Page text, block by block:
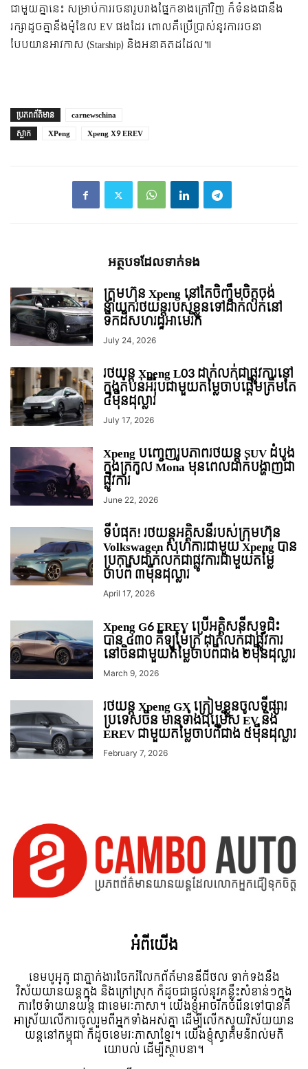
ជាមួយគ្នានេះ សម្រាប់ការរចនារូបរាងផ្នែកខាងក្រៅវិញ ក៏ទំនងជានឹង
រក្សាដូចគ្នានឹងម៉ូឌែល EV ផងដែរ ពោលគឺប្រើប្រាស់នូវការរចនា
បែបយានអាវកាស (Starship) និងអនាគតដដែល៕
ប្រភព​ព័ត៌មាន
carnewschina
ស្លាក
XPeng Xpeng X9 EREV
អត្ថបទ​ដែល​ទាក់ទង
ក្រុមហ៊ុន Xpeng នៅតែចិញ្ចឹមចិត្តចង់
នាំយករថយន្ដរបស់ខ្លួនទៅដាក់លក់នៅ
ទឹកដីសហរដ្ឋអាមេរិក
July 24, 2026
រថយន្ត Xpeng L03 ដាក់លក់ជាផ្លូវការនៅ
ក្នុងតំបន់អឺរ៉ុបជាមួយតម្លៃចាប់ផ្ដើមត្រឹមតែ
៤មុឺនដុល្លារ
July 17, 2026
Xpeng បញ្ចេញរូបភាពរថយន្ត SUV ដំបូង
ក្នុងត្រកូល Mona មុនពេលដាក់បង្ហាញជា
ផ្លូវការ
June 22, 2026
ទីបំផុត! រថយន្ដអគ្គិសនីរបស់ក្រុមហ៊ុន
Volkswagen សហការជាមួយ Xpeng បាន
ប្រកាសដាក់លក់ជាផ្លូវការជាមួយតម្លៃ
ចាប់ពី ៣មុឺនដុល្លារ
April 17, 2026
Xpeng G6 EREV ប្រើអគ្គិសនីសុទ្ធជិះ
បាន ៤៣០ គីឡូម៉ែត្រ ដាក់លក់ជាផ្លូវការ
នៅចិនជាមួយតម្លៃចាប់ពីជាង ២មុឺនដុល្លារ
March 9, 2026
រថយន្ត Xpeng GX ត្រៀមខ្លួនចូលទីផ្សារ
ប្រទេសចិន មានទាំងជម្រើស EV និង
EREV ជាមួយតម្លៃចាប់ពីជាង ៥ម៉ឺនដុល្លារ
February 7, 2026
អំពី​យើង
ខេមបូអូតូ ជាភ្នាក់ងារចែករំលែកព័ត៍មានឌីជីថល ទាក់ទងនឹង
វិស័យយានយន្តក្នុង និងក្រៅស្រុក ក៏ដូចជាផ្តល់នូវគន្លឹះសំខាន់ៗក្នុង
ការថែទំាយានយន្ត ជាខេមរៈភាសា។ យើងខ្ញុំអាចរីកចំរើនទៅបានគឺ
អាស្រ័យលើការចូលរួមពីអ្នកទាំងអស់គ្នា ដើម្បីលើកស្ទួយវិស័យយាន
យន្តនៅកម្ពុជា ក៏ដូចខេមរៈភាសាខ្មែរ។ យើងខ្ញុំស្វាគមន៌រាល់មតិ
យោបល់ ដើម្បីស្ថាបនា។